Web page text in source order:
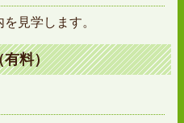
見学します。
有料）